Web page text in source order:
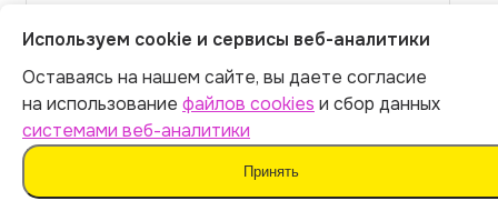
налогового консультирования
3.1 Разработка эффективных
организационных моделей
Рекомендации по улучшению организационной
Итог:449р.
Оплатить
Используем cookie и сервисы веб-аналитики
Оставаясь на нашем сайте, вы даете согласие
на использование файлов cookies и сбор данных
системами веб-аналитики
Принять